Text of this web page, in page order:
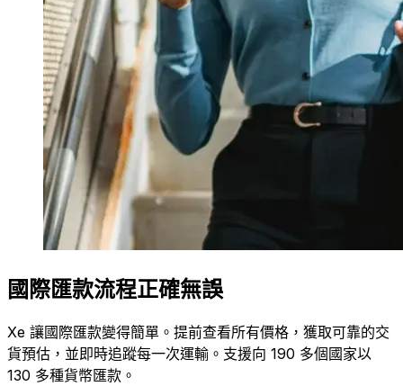
國際匯款流程正確無誤
Xe 讓國際匯款變得簡單。提前查看所有價格，獲取可靠的交
貨預估，並即時追蹤每一次運輸。支援向 190 多個國家以
130 多種貨幣匯款。